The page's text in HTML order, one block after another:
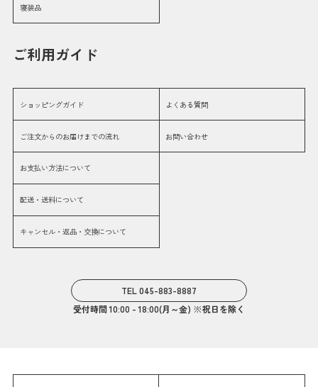
寝装品
ご利用ガイド
ショッピングガイド
ご注文からのお届けまでの流れ
お支払い方法について
配送・送料について
キャンセル・返品・交換について
よくある質問
お問い合わせ
TEL 045-883-8887
受付時間 10:00 - 18:00(月～金) ※祝日を除く